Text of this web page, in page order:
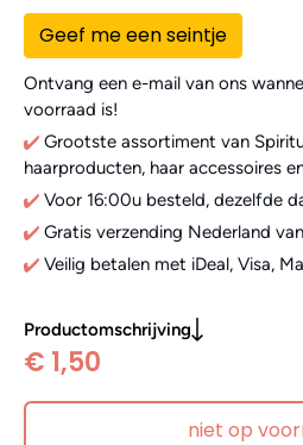
Geef me een seintje
Ontvang een e-mail van ons
voorraad is!
Grootste assortiment van
haarproducten, haar accessoires
Voor 16:00u besteld, dezelfde
Gratis verzending Nederland
Veilig betalen met iDeal, Visa,
Productomschrijving
€ 1,50
niet op